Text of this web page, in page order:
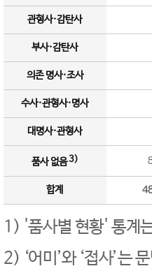
관형사·감탄사
부사·감탄사
의존 명사·조사
수사·관형사·명사
대명사·관형사
품사 없음3)
합계
1) '품사별 현황' 통계
2) ‘어미’와 ‘접사’는